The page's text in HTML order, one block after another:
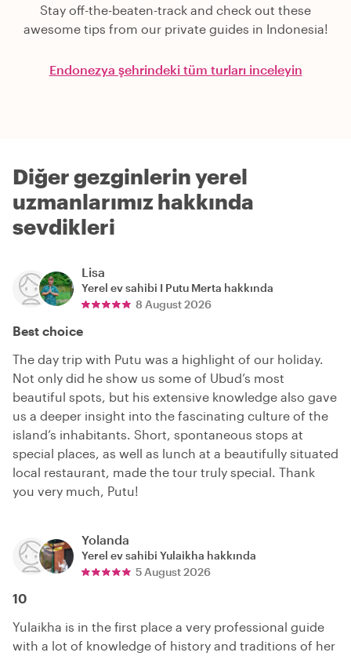
Stay off-the-beaten-track and check out these
awesome tips from our private guides in Indonesia!
Endonezya şehrindeki tüm turları inceleyin
Diğer gezginlerin yerel
uzmanlarımız hakkında
sevdikleri
Lisa
Yerel ev sahibi I Putu Merta hakkında
8 August 2026
Best choice
The day trip with Putu was a highlight of our holiday.
Not only did he show us some of Ubud’s most
beautiful spots, but his extensive knowledge also gave
us a deeper insight into the fascinating culture of the
island’s inhabitants. Short, spontaneous stops at
special places, as well as lunch at a beautifully situated
local restaurant, made the tour truly special. Thank
you very much, Putu!
Yolanda
Yerel ev sahibi Yulaikha hakkında
5 August 2026
10
Yulaikha is in the first place a very professional guide
with a lot of knowledge of history and traditions of her